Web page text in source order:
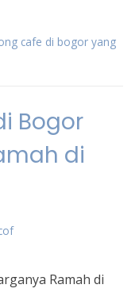
cafe di bogor yang
Bogor
di
Ramah di